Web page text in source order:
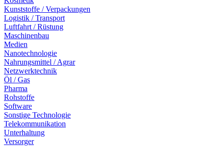
Kunststoffe / Verpackungen
Logistik / Transport
Luftfahrt / Rüstung
Maschinenbau
Medien
Nanotechnologie
Nahrungsmittel / Agrar
Netzwerktechnik
Öl / Gas
Pharma
Rohstoffe
Software
Sonstige Technologie
Telekommunikation
Unterhaltung
Versorger